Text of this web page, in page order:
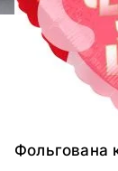
Фольгована